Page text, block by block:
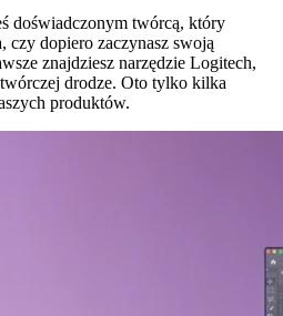
doświadczonym twórcą, który
czy dopiero zaczynasz swoją
znajdziesz narzędzie Logitech,
drodze. Oto tylko kilka
produktów.